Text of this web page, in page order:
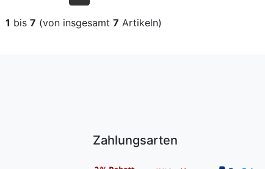
1 bis 7 (von insgesamt 7 Artikeln)
Zahlungsarten